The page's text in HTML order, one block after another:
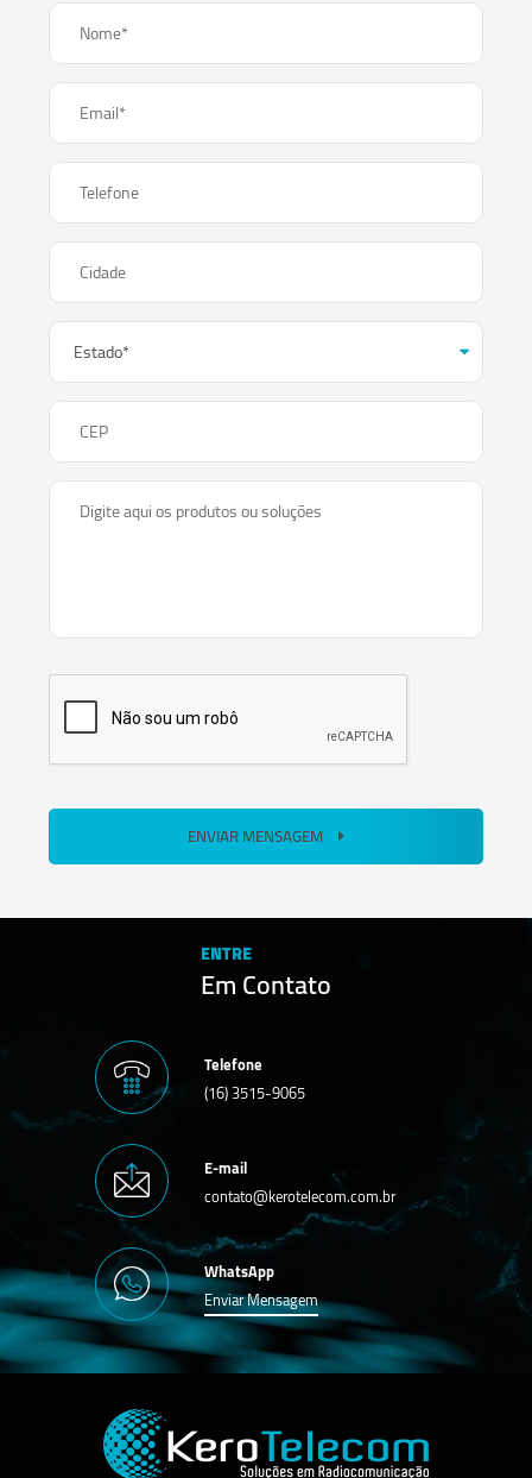
Nome*
Email*
Telefone
Cidade
CEP
Digite aqui os produtos ou soluções
ENVIAR MENSAGEM
ENTRE
Em Contato
Telefone
(16) 3515-9065
E-mail
contato@kerotelecom.com.br
WhatsApp
Enviar Mensagem